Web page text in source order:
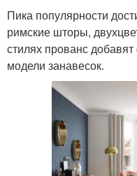
Пика популярности
римские шторы,
стилях прованс
модели занавесок.